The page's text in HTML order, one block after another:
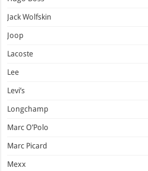
Jack Wolfskin
Joop
Lacoste
Lee
Levi’s
Longchamp
Marc O’Polo
Marc Picard
Mexx